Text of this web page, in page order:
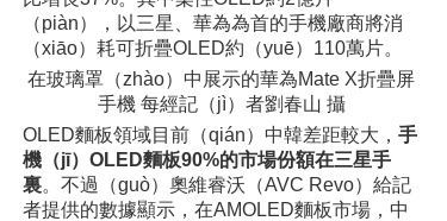
（piàn），以三星、華為為首的手機廠商將消
（xiāo）耗可折疊OLED約（yuē）110萬片。
在玻璃罩（zhào）中展示的華為Mate X折疊屏
手機 每經記（jì）者劉春山 攝
OLED麵板領域目前（qián）中韓差距較大，手
機（jī）OLED麵板90%的市場份額在三星手
裏。不過（guò）奧維睿沃 （AVC Revo）給記
者提供的數據顯示，在AMOLED麵板市場，中